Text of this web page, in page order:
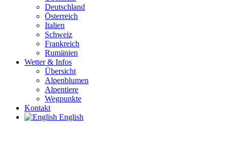
Deutschland
Österreich
Italien
Schweiz
Frankreich
Rumänien
Wetter & Infos
Übersicht
Alpenblumen
Alpentiere
Wegpunkte
Kontakt
English